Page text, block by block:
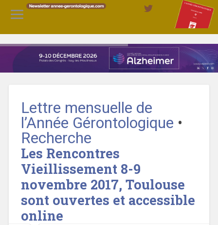
Lettre mensuelle de
l’Année Gérontologique •
Recherche
Les Rencontres
Vieillissement 8-9
novembre 2017, Toulouse
sont ouvertes et accessible
online